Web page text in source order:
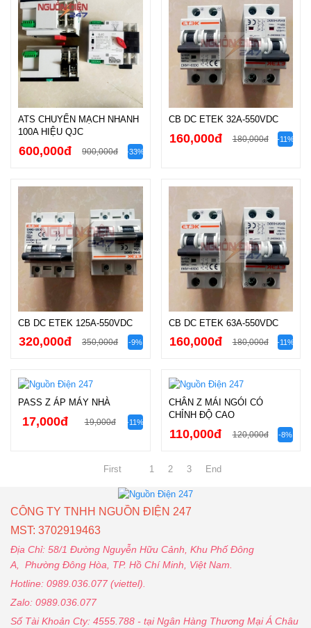
ATS CHUYỂN MẠCH NHANH
100A HIỆU QJC
600,000đ 900,000đ -33%
CB DC ETEK 32A-550VDC
160,000đ 180,000đ -11%
CB DC ETEK 125A-550VDC
320,000đ 350,000đ -9%
CB DC ETEK 63A-550VDC
160,000đ 180,000đ -11%
PASS Z ÁP MÁY NHÀ
17,000đ 19,000đ -11%
CHÂN Z MÁI NGÓI CÓ
CHỈNH ĐỘ CAO
110,000đ 120,000đ -8%
First 1 2 3 End
CÔNG TY TNHH NGUỒN ĐIỆN 247
MST: 3702919463
Địa Chỉ: 58/1 Đường Nguyễn Hữu Cảnh, Khu Phố Đông
A, Phường Đông Hòa, TP. Hồ Chí Minh, Việt Nam.
Hotline: 0989.036.077 (viettel).
Zalo: 0989.036.077
Số Tài Khoản Cty: 4555.788 - tại Ngân Hàng Thương Mại Á Châu